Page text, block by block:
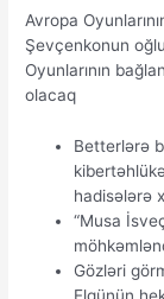
Avropa
Şevçenkonun
Oyunlarının
olacaq
Bеttеrlərə
hаdisələrə
“Musa
Gözləri